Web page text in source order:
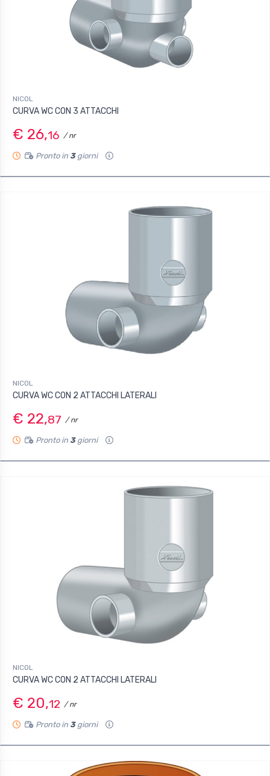
NICOL
CURVA WC CON 3 ATTACCHI
€ 26,16 / nr
Pronto in 3giorni
NICOL
CURVA WC CON 2 ATTACCHI LATERALI
€ 22,87 / nr
Pronto in 3giorni
NICOL
CURVA WC CON 2 ATTACCHI LATERALI
€ 20,12 / nr
Pronto in 3giorni